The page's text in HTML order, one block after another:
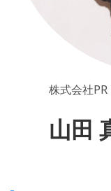
株式会社
山田